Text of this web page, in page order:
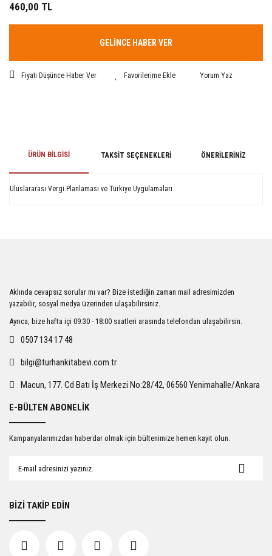
460,00 TL
GELİNCE HABER VER
Fiyatı Düşünce Haber Ver Yorum Yaz
ÜRÜN BILGISI TAKSIT SEÇENEKLERI ÖNERILERINIZ
Uluslararası Vergi Planlaması ve Türkiye Uygulamaları
Ürün açıklamasında eksik bilgiler bulunuyor.
Ürün bilgilerinde hatalar bulunuyor.
Ürün fiyatı diğer sitelerden daha pahalı.
Gönder
Aklında cevapsız sorular mı var? Bize istediğin zaman mail adresimizden
yazabilir, sosyal medya üzerinden ulaşabilirsiniz.
Ayrıca, bize hafta içi 09:30 - 18:00 saatleri arasında telefondan ulaşabilirsin.
0507 134 17 48
bilgi@turhankitabevi.com.tr
Macun, 177. Cd Batı İş Merkezi No:28/42, 06560 Yenimahalle/Ankara
E-BÜLTEN ABONELİK
Kampanyalarımızdan haberdar olmak için bültenimize hemen kayıt olun.
BİZİ TAKİP EDİN